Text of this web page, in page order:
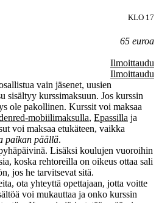
KLO 17
65 euroa
Ilmoittaudu
Ilmoittaudu
vain jäsenet, uusien
sisältyy kurssimaksuun. Jos kurssin
ole pakollinen. Kurssit voi maksaa
mobiilimaksulla, Epassilla ja
voi maksaa etukäteen, vaikka
paikan päällä.
Lisäksi koulujen vuoroihin
koska rehtoreilla on oikeus ottaa sali
jos he tarvitsevat sitä.
ota yhteyttä opettajaan, jotta voitte
voi mukauttaa ja onko kurssin